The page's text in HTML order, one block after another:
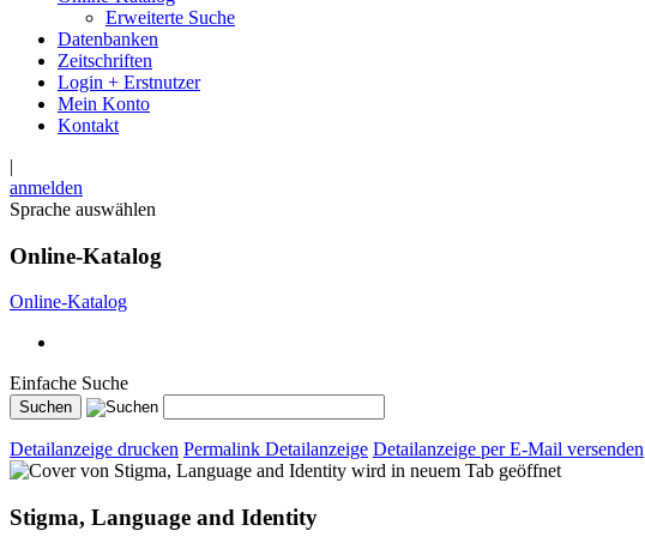
Erweiterte Suche
Datenbanken
Zeitschriften
Login + Erstnutzer
Mein Konto
Kontakt
|
anmelden
Sprache auswählen
Online-Katalog
Online-Katalog
Einfache Suche
Detailanzeige drucken Permalink Detailanzeige Detailanzeige per E-Mail versenden
wird in neuem Tab geöffnet
Stigma, Language and Identity